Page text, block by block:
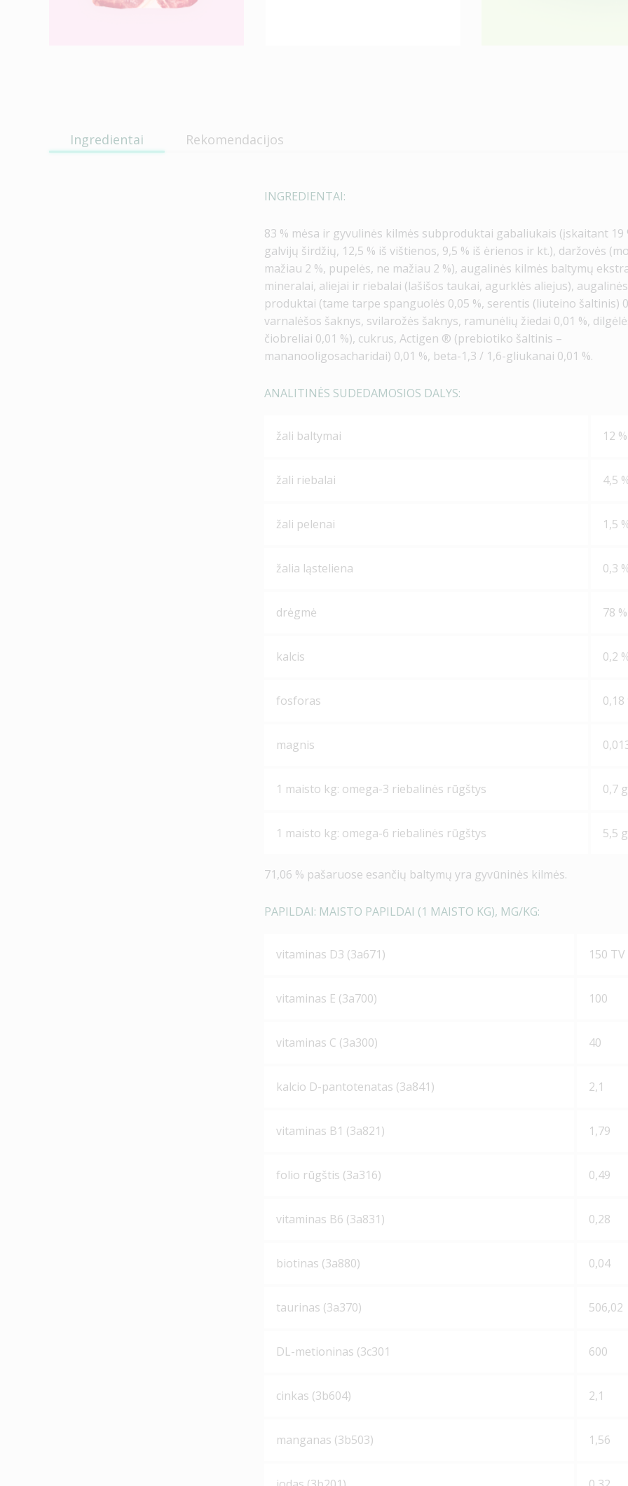
Ingredientai Rekomendacijos
INGREDIENTAI:
83 % mėsa ir gyvulinės kilmės subproduktai gabaliukais (įskaitant 19
galvijų širdžių, 12,5 % iš vištienos, 9,5 % iš ėrienos ir kt.), daržovės
mažiau 2 %, pupelės, ne mažiau 2 %), augalinės kilmės baltymų
mineralai, aliejai ir riebalai (lašišos taukai, agurklės aliejus),
produktai (tame tarpe spanguolės 0,05 %, serentis (liuteino šaltinis)
varnalėšos šaknys, svilarožės šaknys, ramunėlių žiedai 0,01 %,
čiobreliai 0,01 %), cukrus, Actigen ® (prebiotiko šaltinis –
mananooligosacharidai) 0,01 %, beta-1,3 / 1,6-gliukanai 0,01 %.
ANALITINĖS SUDEDAMOSIOS DALYS:
žali baltymai 12 %
žali riebalai 4,5
žali pelenai 1,5
žalia ląsteliena 0,3
drėgmė 78 %
kalcis 0,2
fosforas 0,18
magnis
1 maisto kg: omega-3 riebalinės rūgštys 0,7 g
1 maisto kg: omega-6 riebalinės rūgštys 5,5 g
71,06 % pašaruose esančių baltymų yra gyvūninės kilmės.
PAPILDAI: MAISTO PAPILDAI (1 MAISTO KG), MG/KG:
vitaminas D3 (3a671) 150 TV
vitaminas Е (3a700) 100
vitaminas C (3a300) 40
kalcio D-pantotenatas (3a841) 2,1
vitaminas В1 (3а821) 1,79
folio rūgštis (3a316) 0,49
vitaminas В6 (3a831) 0,28
biotinas (3a880) 0,04
taurinas (3a370) 506,02
DL-metioninas (3с301 600
cinkas (3b604) 2,1
manganas (3b503) 1,56